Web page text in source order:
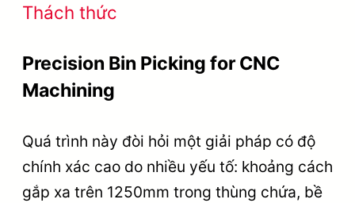
Thách thức
Precision Bin Picking for CNC
Machining
Quá trình này đòi hỏi một giải pháp có độ
chính xác cao do nhiều yếu tố: khoảng cách
gắp xa trên 1250mm trong thùng chứa, bề